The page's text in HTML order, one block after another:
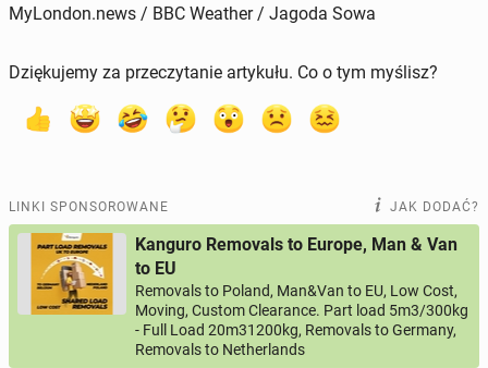
MyLondon.news / BBC Weather / Jagoda Sowa
Dziękujemy za przeczytanie artykułu. Co o tym myślisz?
LINKI SPONSOROWANE JAK DODAĆ?
Kanguro Removals to Europe, Man & Van
to EU
Removals to Poland, Man&Van to EU, Low Cost,
Moving, Custom Clearance. Part load 5m3/300kg
- Full Load 20m31200kg, Removals to Germany,
Removals to Netherlands